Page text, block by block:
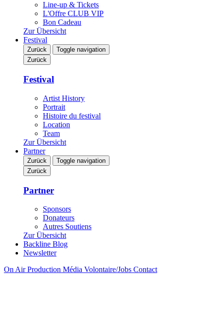
Line-up & Tickets
L'Offre CLUB VIP
Bon Cadeau
Zur Übersicht
Festival
Zurück
Toggle navigation
Zurück
Festival
Artist History
Portrait
Histoire du festival
Location
Team
Zur Übersicht
Partner
Zurück
Toggle navigation
Zurück
Partner
Sponsors
Donateurs
Autres Soutiens
Zur Übersicht
Backline Blog
Newsletter
On AirProduction Média Volontaire/Jobs Contact